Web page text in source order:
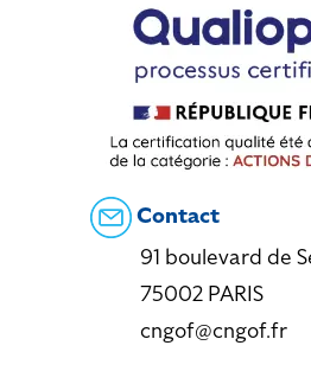
Contact
91 boulevard de
75002 PARIS
cngof@cngof.fr